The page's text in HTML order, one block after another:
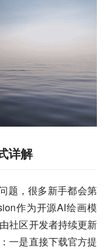
详解
题，很多新手都会第
作为开源AI绘画模
社区开发者持续更新
一是直接下载官方提